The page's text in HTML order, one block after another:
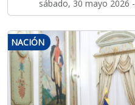
sábado, 30 mayo 2026 -
NACIÓN